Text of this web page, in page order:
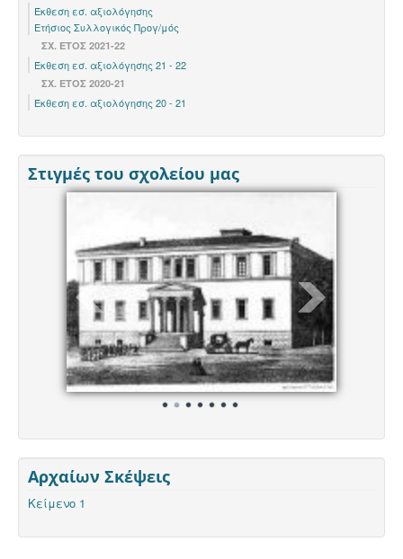
Έκθεση εσ. αξιολόγησης
Ετήσιος Συλλογικός Προγ/μός
ΣΧ. ΕΤΟΣ 2021-22
Έκθεση εσ. αξιολόγησης 21 - 22
ΣΧ. ΕΤΟΣ 2020-21
Έκθεση εσ. αξιολόγησης 20 - 21
Στιγμές του σχολείου μας
Αρχαίων Σκέψεις